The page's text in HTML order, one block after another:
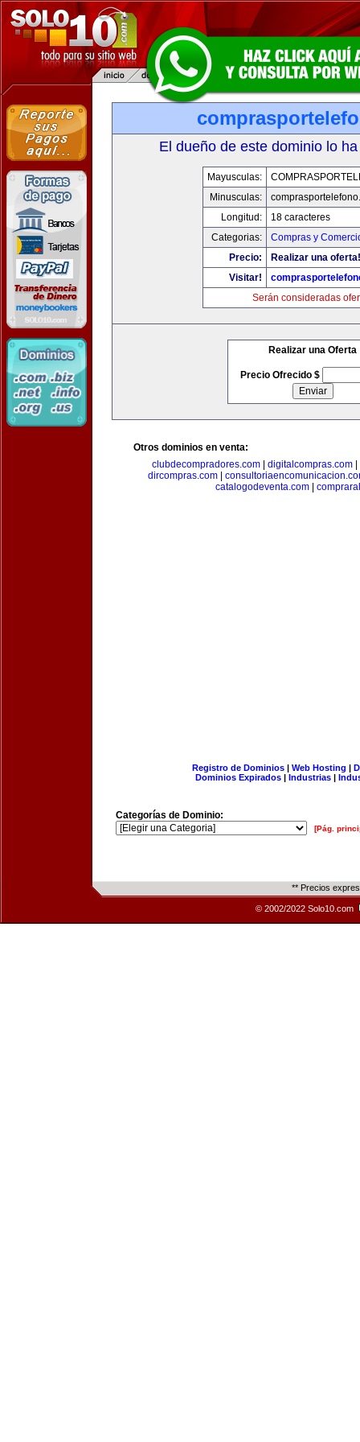
El dueño de este dominio lo
Mayusculas:
Minusculas:
Longitud:
18 caracteres
Categorias:
Compras y
Precio:
Realizar una oferta!
Visitar!
Serán consideradas
Realizar una Oferta
Precio Ofrecido $
Otros dominios en venta:
clubdecompradores.com
digitalcompras.com
dircompras.com
catalogodeventa.com
Registro de Dominios| Web Hosting |
Dominios Expirados | Industrias |
Categorías de Dominio:
[Pág.
** Precios
© 2002/2022 Solo10.com